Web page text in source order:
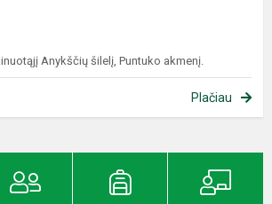
Anykščių šilelį, Puntuko akmenį.
Plačiau